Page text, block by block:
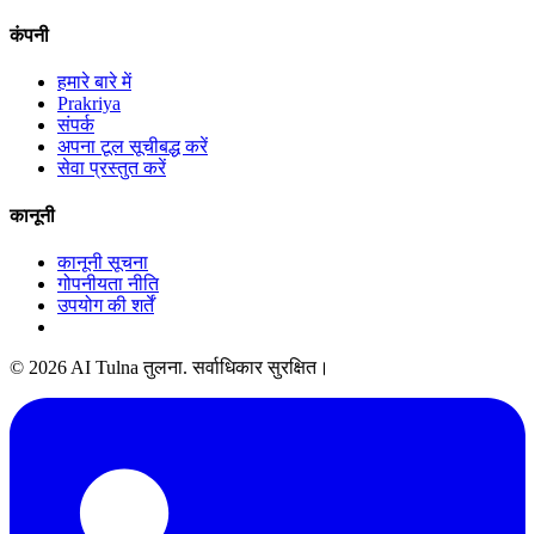
कंपनी
हमारे बारे में
Prakriya
संपर्क
अपना टूल सूचीबद्ध करें
सेवा प्रस्तुत करें
कानूनी
कानूनी सूचना
गोपनीयता नीति
उपयोग की शर्तें
© 2026 AI Tulna तुलना. सर्वाधिकार सुरक्षित।